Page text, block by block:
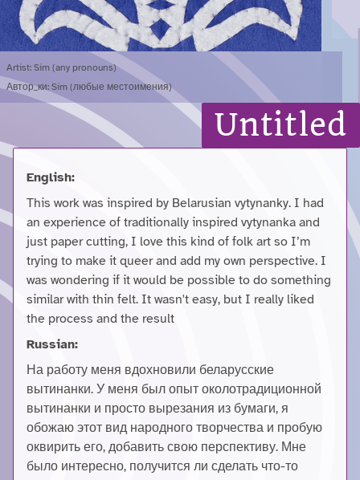
Artist: Sim (any pronouns)
Автор_ки: Sim (любые местоимения)
Untitled
English:
This work was inspired by Belarusian vytynanky. I had
an experience of traditionally inspired vytynanka and
just paper cutting, I love this kind of folk art so I’m
trying to make it queer and add my own perspective. I
was wondering if it would be possible to do something
similar with thin felt. It wasn't easy, but I really liked
the process and the result
Russian:
На работу меня вдохновили беларусские
вытинанки. У меня был опыт околотрадиционной
вытинанки и просто вырезания из бумаги, я
обожаю этот вид народного творчества и пробую
оквирить его, добавить свою перспективу. Мне
было интересно, получится ли сделать что-то